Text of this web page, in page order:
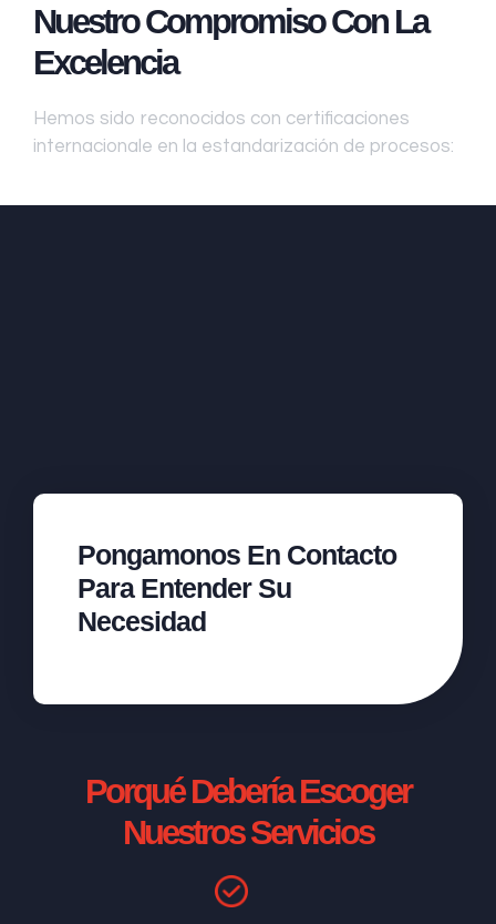
Nuestro Compromiso Con La
Excelencia
Hemos sido reconocidos con certificaciones
internacionale en la estandarización de procesos:
Pongamonos En Contacto
Para Entender Su
Necesidad
Porqué Debería Escoger
Nuestros Servicios